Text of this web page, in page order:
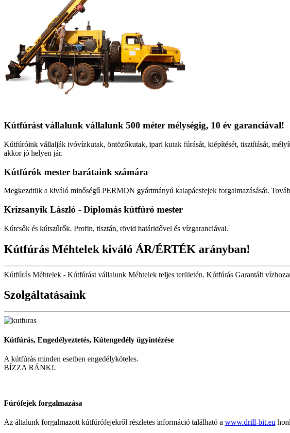
Kútfúrást vállalunk vállalunk 500 méter mélységig, 10 év garanciával!
Kútfúróink vállalják ivóvízkutak, öntözőkutak, ipari kutak fúrását, kiépítését, tisztítását,
akkor jó helyen jár.
Kútfúrók mester barátaink számára
Megkezdtük a kiváló minőségű PERMON gyártmányú kalapácsfejek forgalmazásását.
Krizsanyik László - Diplomás kútfúró mester
Kútcsők és kútszűrők. Profin, tisztán, rövid határidővel és vízgaranciával.
Kútfúrás Méhtelek kiváló ÁR/ÉRTÉK arányban!
Kútfúrás Méhtelek - Kútfúrást vállalunk Méhtelek teljes területén. Kútfúrás Garantált
Szolgáltatásaink
Kútfúrás, Engedélyeztetés, Kútengedély ügyintézése
A kútfúrás minden esetben engedélyköteles.
BÍZZA RÁNK!.
Fúrófejek forgalmazása
Az általunk forgalmazott kútfúrófejekről részletes információ található a www.drill-bit.eu